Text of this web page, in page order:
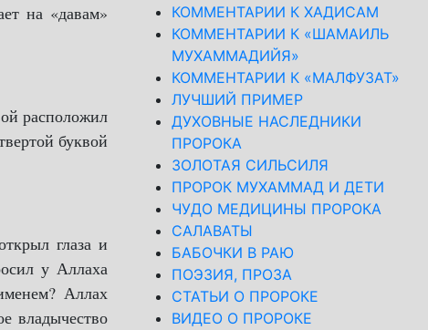
на «давам»
расположил
буквой
глаза и
у Аллаха
Аллах
владычество
КОММЕНТАРИИ К ХАДИСАМ
КОММЕНТАРИИ К «ШАМАИЛЬ
МУХАММАДИЙЯ»
КОММЕНТАРИИ К «МАЛФУЗАТ»
ЛУЧШИЙ ПРИМЕР
ДУХОВНЫЕ НАСЛЕДНИКИ
ПРОРОКА
ЗОЛОТАЯ СИЛЬСИЛЯ
ПРОРОК МУХАММАД И ДЕТИ
ЧУДО МЕДИЦИНЫ ПРОРОКА
САЛАВАТЫ
БАБОЧКИ В РАЮ
ПОЭЗИЯ, ПРОЗА
СТАТЬИ О ПРОРОКЕ
ВИДЕО О ПРОРОКЕ